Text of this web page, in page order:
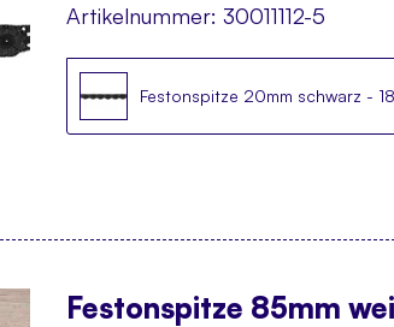
Artikelnummer: 30011112-5
Festonspitze 20mm schwarz -
Festonspitze 85mm